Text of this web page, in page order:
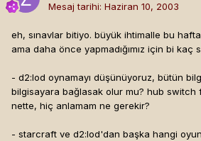
Mesaj tarihi: Haziran 10, 2003
eh, sınavlar bitiyo. büyük ihtimalle bu
ama daha önce yapmadığımız için bi kaç
- d2:lod oynamayı düşünüyoruz, bütün
bilgisayara bağlasak olur mu? hub switch
nette, hiç anlamam ne gerekir?
- starcraft ve d2:lod'dan başka hangi